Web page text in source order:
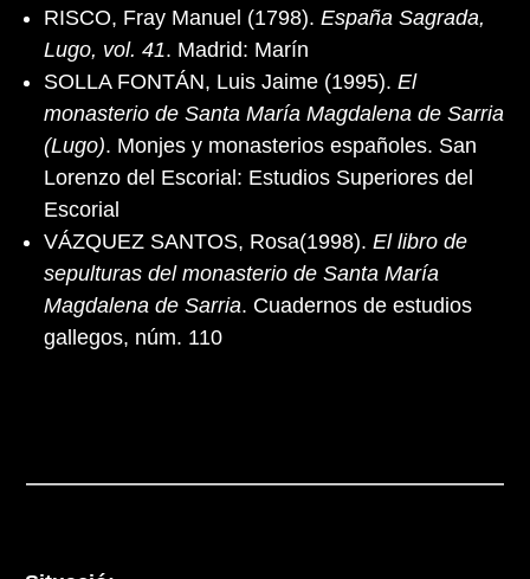
RISCO, Fray Manuel (1798). España Sagrada,
Lugo, vol. 41. Madrid: Marín
SOLLA FONTÁN, Luis Jaime (1995). El
monasterio de Santa María Magdalena de Sarria
(Lugo). Monjes y monasterios españoles. San
Lorenzo del Escorial: Estudios Superiores del
Escorial
VÁZQUEZ SANTOS, Rosa(1998). El libro de
sepulturas del monasterio de Santa María
Magdalena de Sarria. Cuadernos de estudios
gallegos, núm. 110